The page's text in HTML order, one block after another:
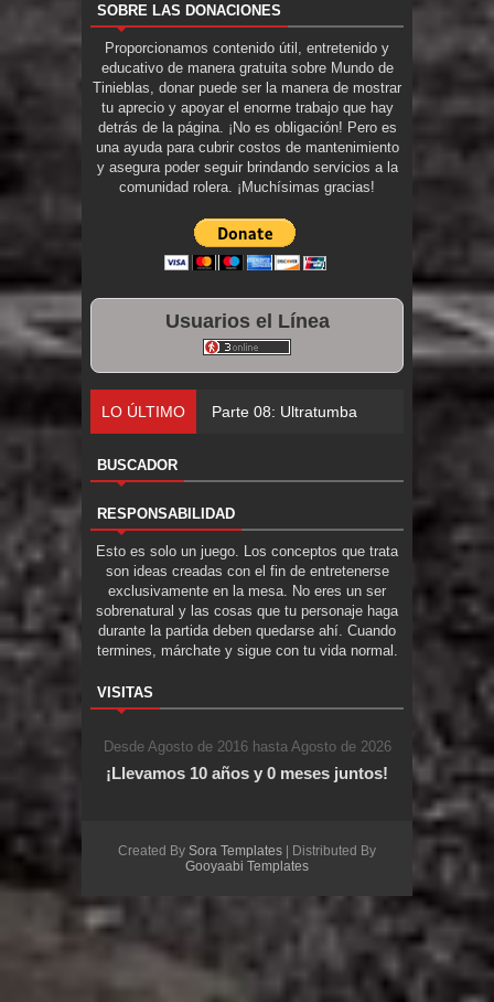
SOBRE LAS DONACIONES
Proporcionamos contenido útil, entretenido y
educativo de manera gratuita sobre Mundo de
Tinieblas, donar puede ser la manera de mostrar
tu aprecio y apoyar el enorme trabajo que hay
detrás de la página. ¡No es obligación! Pero es
una ayuda para cubrir costos de mantenimiento
y asegura poder seguir brindando servicios a la
comunidad rolera. ¡Muchísimas gracias!
Usuarios el Línea
LO ÚLTIMO Parte 08: Ultratumba
BUSCADOR
RESPONSABILIDAD
Esto es solo un juego. Los conceptos que trata
son ideas creadas con el fin de entretenerse
exclusivamente en la mesa. No eres un ser
sobrenatural y las cosas que tu personaje haga
durante la partida deben quedarse ahí. Cuando
termines, márchate y sigue con tu vida normal.
VISITAS
Desde Agosto de 2016 hasta Agosto de 2026
¡Llevamos 10 años y 0 meses juntos!
Created By Sora Templates | Distributed By
Gooyaabi Templates